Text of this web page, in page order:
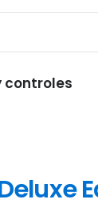
controles